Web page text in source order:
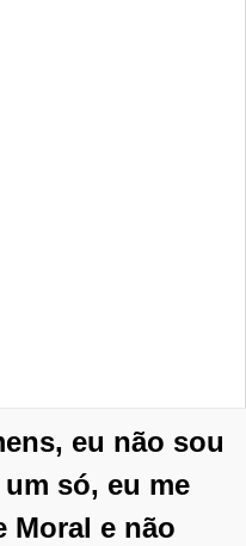
eu não sou
só, eu me
Moral e não